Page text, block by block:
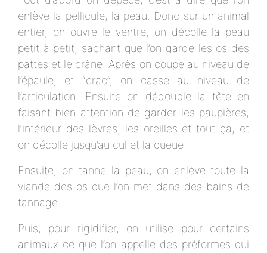
enlève la pellicule, la peau. Donc sur un animal
entier, on ouvre le ventre, on décolle la peau
petit à petit, sachant que l’on garde les os des
pattes et le crâne. Après on coupe au niveau de
l’épaule, et “crac”, on casse au niveau de
l’articulation. Ensuite on dédouble la tête en
faisant bien attention de garder les paupières,
l’intérieur des lèvres, les oreilles et tout ça, et
on décolle jusqu’au cul et la queue.
Ensuite, on tanne la peau, on enlève toute la
viande des os que l’on met dans des bains de
tannage.
Puis, pour rigidifier, on utilise pour certains
animaux ce que l’on appelle des préformes qui